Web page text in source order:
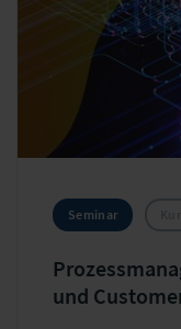
Seminar
und